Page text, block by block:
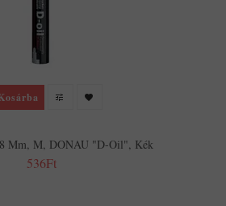
Mm, M, DONAU "D-Oil", Kék
536Ft